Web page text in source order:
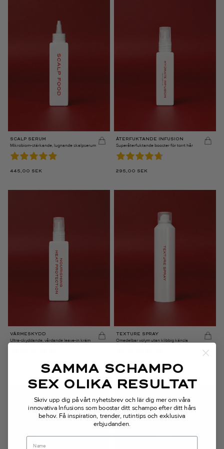
SCALP SERUM
Mikrobiom-stärkande, lugnande skalpserum
445,00 SEK
ÅTERFUKTANDE INFUSION
Superåterfuktande booster för torrt hår
295,00 SEK
VÄRMESKYDD
Ultra-skyddande, vårdande leave-in kräm
TEXTURE SPRAY
Omedelbar volym utan klibbig känsla
270,00 SEK
SAMMA SCHAMPO
SEX OLIKA RESULTAT
Skriv upp dig på vårt nyhetsbrev och lär dig mer om våra
innovativa Infusions som boostar ditt schampo efter ditt hårs
behov. Få inspiration, trender, rutintips och exklusiva
erbjudanden.
Name